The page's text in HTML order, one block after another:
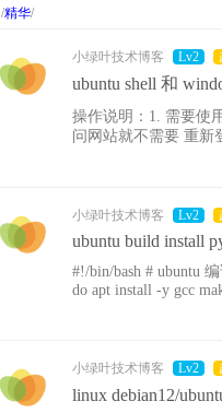
/精华/
小绿叶技术博客 Lv2
ubuntu shell 和
操作说明：1. 需要使
问网站就不需要 重新
小绿叶技术博客 Lv2
ubuntu build install
#!/bin/bash # ubuntu 编译安装 python ; 并
do apt install -y gcc
小绿叶技术博客 Lv2
linux debian12/